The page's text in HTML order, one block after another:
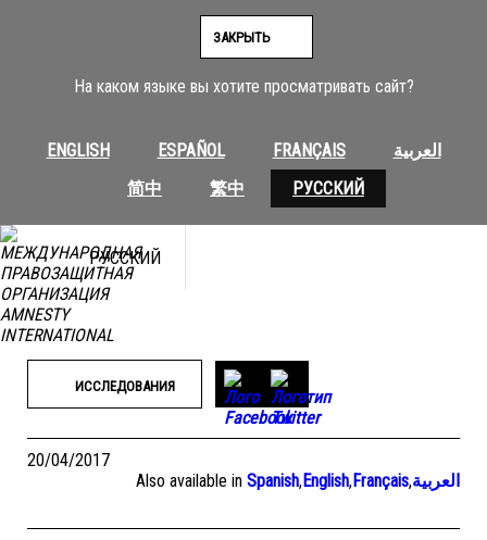
На каком языке вы хотите просматривать сайт?
ENGLISH ESPAÑOL FRANÇAIS
العربية
简中
繁中 РУССКИЙ
ЗАКРЫТЬ
РУССКИЙ
ИССЛЕДОВАНИЯ
20/04/2017
Also available in Spanish,English,Français,العربية